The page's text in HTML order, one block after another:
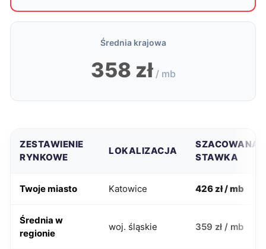
Średnia krajowa
358 zł / mb
ZESTAWIENIE
RYNKOWE
LOKALIZACJA
SZACOWANA
STAWKA
Twoje miasto Katowice 426 zł / mb
Średnia w
regionie
woj. śląskie 359 zł / mb